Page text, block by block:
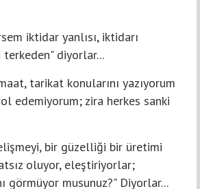
iktidar yanlısı, iktidarı
diyorlar...
tarikat konularını yazıyorum
edemiyorum; zira herkes sanki
bir güzelliği bir üretimi
oluyor, eleştiriyorlar;
görmüyor musunuz?" Diyorlar...